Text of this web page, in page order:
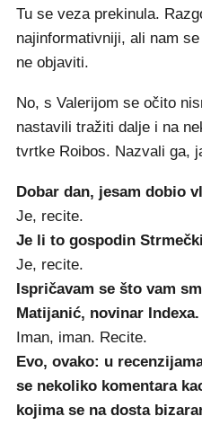
Tu se veza prekinula.
najinformativniji, ali nam
ne objaviti.
No, s Valerijom se očito
nastavili tražiti dalje i na
tvrtke Roibos. Nazvali ga,
Dobar dan, jesam dobio
Je, recite.
Je li to gospodin
Je, recite.
Ispričavam se što vam
Matijanić, novinar
Iman, iman. Recite.
Evo, ovako: u
se nekoliko komentara
kojima se na dosta